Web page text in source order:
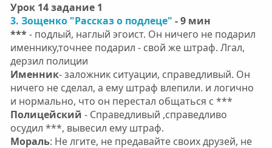
Урок 14 задание 1
3. Зощенко "Рассказ о подлеце" - 9 мин
***- подлый, наглый эгоист. Он ничего не подарил
именнику,точнее подарил - свой же штраф. Лгал,
дерзил полиции
Именник- заложник ситуации, справедливый. Он
ничего не сделал, а ему штраф влепили. и логично
и нормально, что он перестал общаться с ***
Полицейский - Справедливый ,справедливо
осудил ***, вывесил ему штраф.
Мораль: Не лгите, не предавайте своих друзей, не